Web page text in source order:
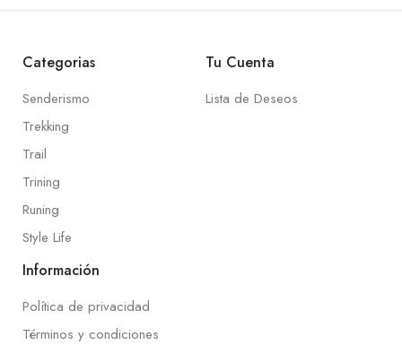
Categorias
Senderismo
Trekking
Trail
Trining
Runing
Style Life
Tu Cuenta
Lista de Deseos
Información
Política de privacidad
Términos y condiciones